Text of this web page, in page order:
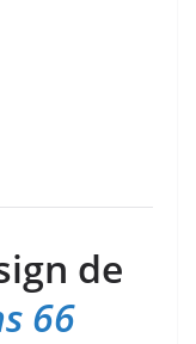
de
66